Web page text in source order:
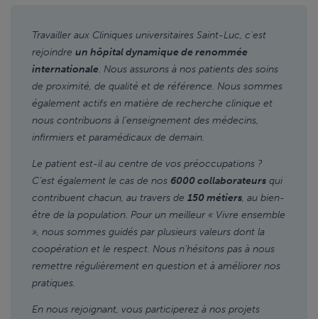
Travailler aux Cliniques universitaires Saint-Luc, c'est
rejoindre un hôpital dynamique de renommée
internationale. Nous assurons à nos patients des soins
de proximité, de qualité et de référence. Nous sommes
également actifs en matière de recherche clinique et
nous contribuons à l’enseignement des médecins,
infirmiers et paramédicaux de demain.
Le patient est-il au centre de vos préoccupations ?
C’est également le cas de nos 6000 collaborateurs qui
contribuent chacun, au travers de 150 métiers, au bien-
être de la population. Pour un meilleur « Vivre ensemble
», nous sommes guidés par plusieurs valeurs dont la
coopération et le respect. Nous n’hésitons pas à nous
remettre régulièrement en question et à améliorer nos
pratiques.
En nous rejoignant, vous participerez à nos projets